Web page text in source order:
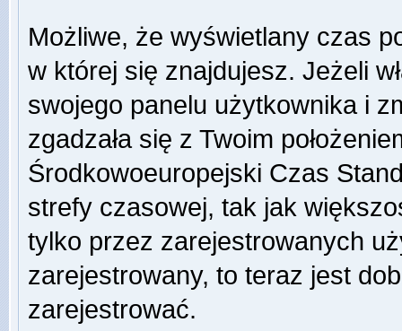
Możliwe, że wyświetlany czas
w której się znajdujesz. Jeżeli
swojego panelu użytkownika i
zgadzała się z Twoim
Środkowoeuropejski Czas
strefy czasowej, tak jak
tylko przez zarejestrowanych
zarejestrowany, to teraz jest
zarejestrować.